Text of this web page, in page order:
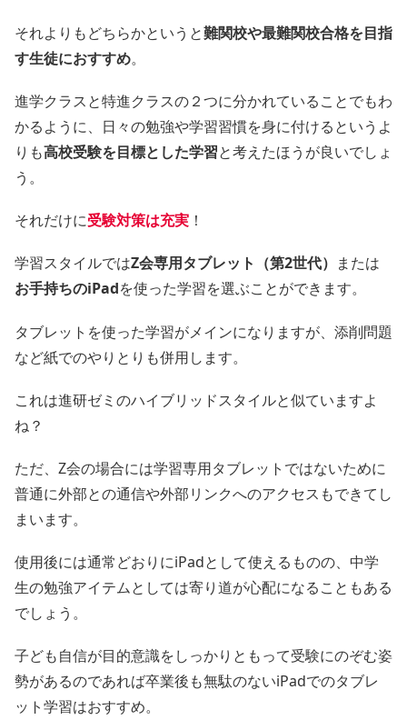
それよりもどちらかというと難関校や最難関校合格を目指
す生徒におすすめ。
進学クラスと特進クラスの２つに分かれていることでもわ
かるように、日々の勉強や学習習慣を身に付けるというよ
りも高校受験を目標とした学習と考えたほうが良いでしょ
う。
それだけに受験対策は充実 ！
学習スタイルではZ会専用タブレット（第2世代） または
お手持ちのiPadを使った学習を選ぶことができます。
タブレットを使った学習がメインになりますが、添削問題
など紙でのやりとりも併用します。
これは進研ゼミのハイブリッドスタイルと似ていますよ
ね？
ただ、Z会の場合には学習専用タブレットではないために
普通に外部との通信や外部リンクへのアクセスもできてし
まいます。
使用後には通常どおりにiPadとして使えるものの、中学
生の勉強アイテムとしては寄り道が心配になることもある
でしょう。
子ども自信が目的意識をしっかりともって受験にのぞむ姿
勢があるのであれば卒業後も無駄のないiPadでのタブレ
ット学習はおすすめ。